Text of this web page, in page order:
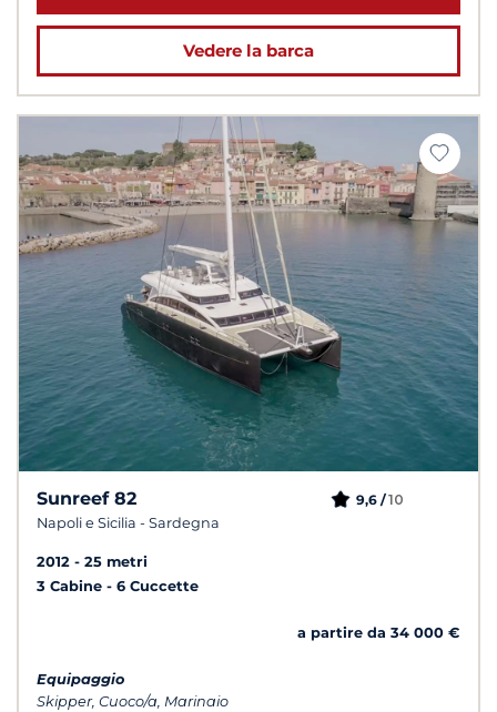
Vedere la barca
Sunreef 82
Napoli e Sicilia - Sardegna
9,6 /10
2012
25 metri
3 Cabine
6 Cuccette
a partire da 34 000 €
Equipaggio
Skipper, Cuoco/a, Marinaio